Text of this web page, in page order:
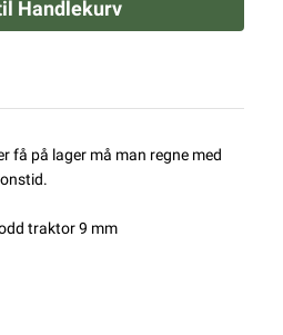
Handlekurv
få på lager må man regne med
traktor 9 mm